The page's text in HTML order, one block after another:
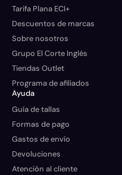
Tarifa Plana ECI+
Descuentos de marcas
Sobre nosotros
Grupo El Corte Inglés
Tiendas Outlet
Programa de afiliados
Ayuda
Guía de tallas
Formas de pago
Gastos de envío
Devoluciones
Atención al cliente